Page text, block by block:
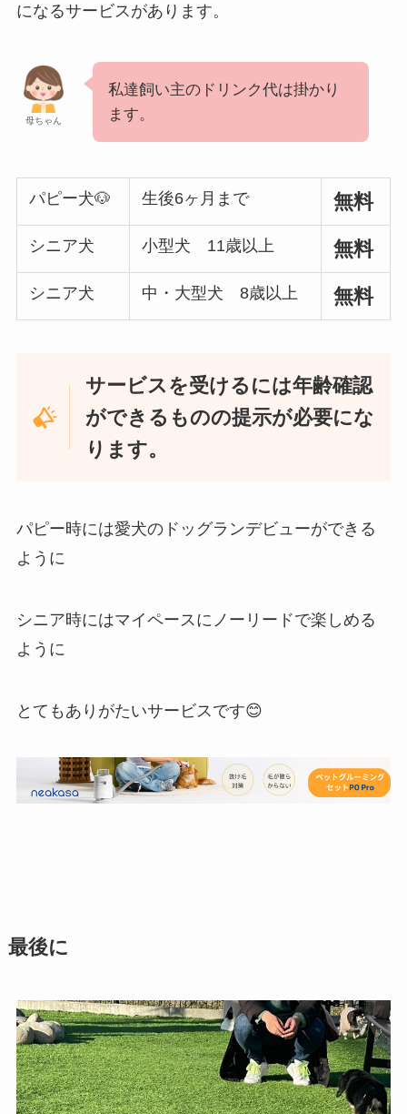
になるサービスがあります。
母ちゃん
私達飼い主のドリンク代は掛かり
ます。
パピー犬🐶 生後6ヶ月まで 無料
シニア犬 小型犬 11歳以上 無料
シニア犬 中・大型犬 8歳以上 無料
サービスを受けるには年齢確認
ができるものの提示が必要にな
ります。
パピー時には愛犬のドッグランデビューができる
ように
シニア時にはマイペースにノーリードで楽しめる
ように
とてもありがたいサービスです😊
最後に